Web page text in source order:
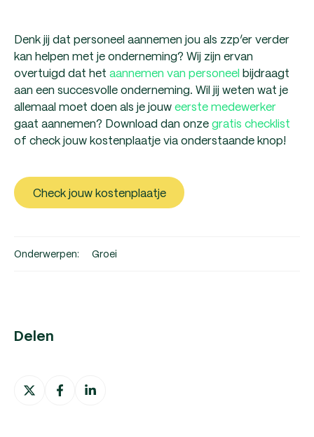
Denk jij dat personeel aannemen jou als zzp’er verder
kan helpen met je onderneming? Wij zijn ervan
overtuigd dat het aannemen van personeel bijdraagt
aan een succesvolle onderneming. Wil jij weten wat je
allemaal moet doen als je jouweerste medewerker
gaat aannemen? Download dan onzegratis checklist
of check jouw kostenplaatje via onderstaande knop!
Check jouw kostenplaatje
Onderwerpen: Groei
Delen
Deel
op
Deel
op
Deel
op